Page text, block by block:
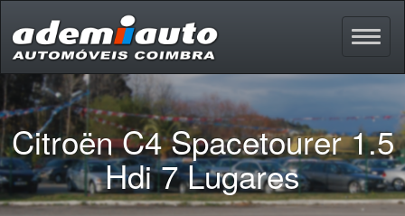
Citroën C4 Spacetourer 1.5
Hdi 7 Lugares